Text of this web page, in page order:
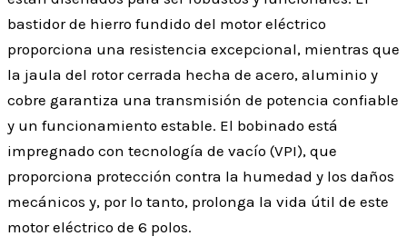
bastidor de hierro fundido del motor eléctrico
proporciona una resistencia excepcional, mientras que
la jaula del rotor cerrada hecha de acero, aluminio y
cobre garantiza una transmisión de potencia confiable
y un funcionamiento estable. El bobinado está
impregnado con tecnología de vacío (VPI), que
proporciona protección contra la humedad y los daños
mecánicos y, por lo tanto, prolonga la vida útil de este
motor eléctrico de 6 polos.